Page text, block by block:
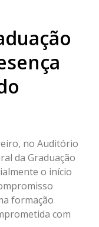
no Auditório
da Graduação
o início
formação
com